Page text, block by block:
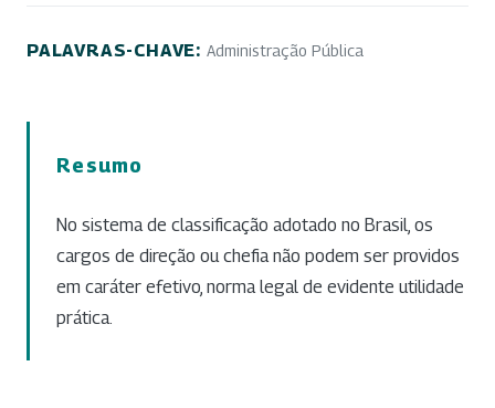
PALAVRAS-CHAVE: Administração Pública
Resumo
No sistema de classificação adotado no Brasil, os
cargos de direção ou chefia não podem ser providos
em caráter efetivo, norma legal de evidente utilidade
prática.